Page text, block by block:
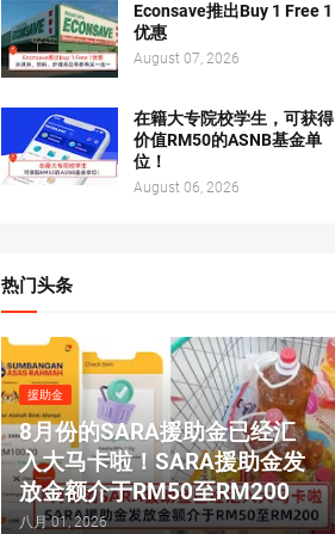
Econsave推出Buy 1 Free 1
优惠
August 07, 2026
在籍大专院校学生，可获得
价值RM50的ASNB基金单
位！
August 06, 2026
热门头条
援助金
8月份的SARA援助金已经汇
入大马卡啦！SARA援助金发
放金额介于RM50至RM200
八月 01, 2026